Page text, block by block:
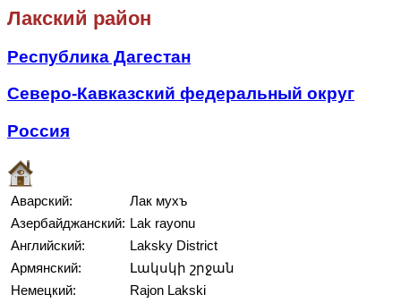
Лакский район
Республика Дагестан
Северо-Кавказский федеральный округ
Россия
Аварский:
Лак мухъ
Азербайджанский: Lak rayonu
Английский:
Laksky District
Армянский:
Լակսկի շրջան
Немецкий:
Rajon Lakski